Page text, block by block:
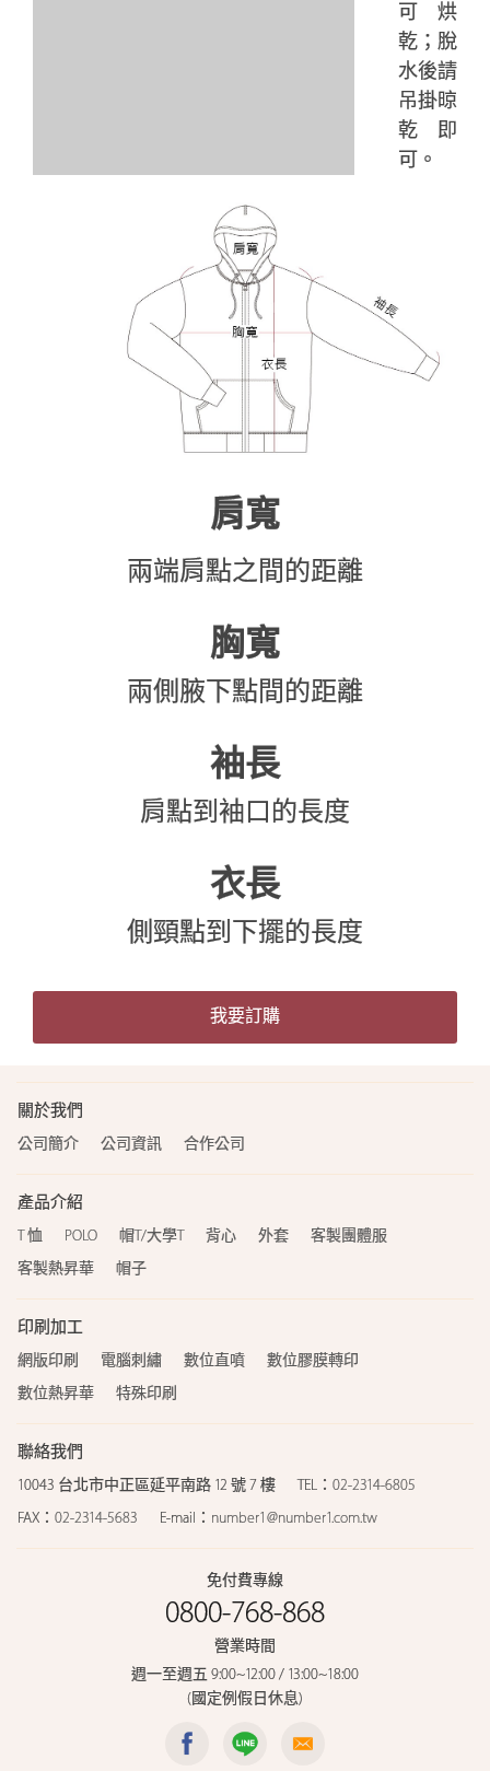
可烘
乾；脫
水後請
吊掛晾
乾即
可。
肩寬
兩端肩點之間的距離
胸寬
兩側腋下點間的距離
袖長
肩點到袖口的長度
衣長
側頸點到下擺的長度
我要訂購
關於我們
公司簡介 公司資訊 合作公司
產品介紹
T 恤 POLO 帽T/大學T 背心 外套
客製團體服
客製熱昇華
帽子
印刷加工
網版印刷 電腦刺繡 數位直噴
數位膠膜轉印
數位熱昇華
特殊印刷
聯絡我們
10043 台北市中正區延平南路 12 號 7 樓 TEL： 02-2314-6805
FAX： 02-2314-5683 E-mail： number1@number1.com.tw
免付費專線
0800-768-868
營業時間
週一至週五 9:00~12:00 / 13:00~18:00
(國定例假日休息)